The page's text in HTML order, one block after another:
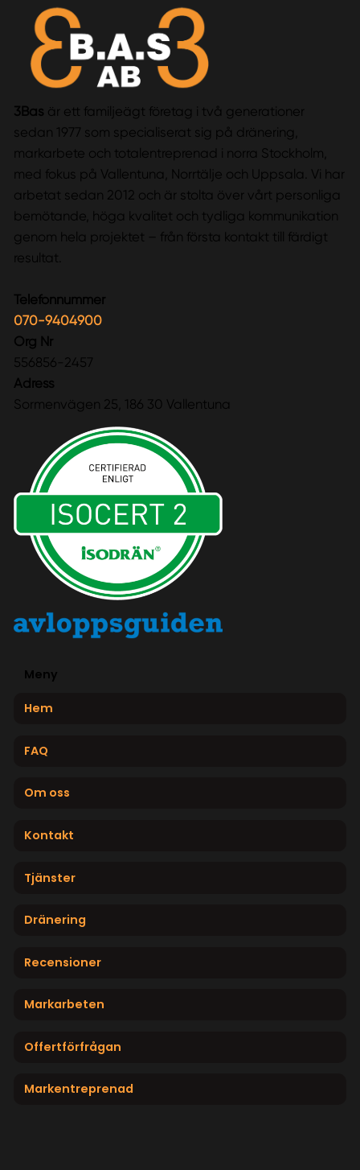
3Bas är ett familjeägt företag i två generationer
sedan 1977 som specialiserat sig på dränering,
markarbete och totalentreprenad i norra Stockholm,
med fokus på Vallentuna, Norrtälje och Uppsala. Vi har
arbetat sedan 2012 och är stolta över vårt personliga
bemötande, höga kvalitet och tydliga kommunikation
genom hela projektet – från första kontakt till färdigt
resultat.
Telefonnummer
070-9404900
Org Nr
556856-2457
Adress
Sormenvägen 25, 186 30 Vallentuna
Meny
Hem
FAQ
Om oss
Kontakt
Tjänster
Dränering
Recensioner
Markarbeten
Offertförfrågan
Markentreprenad